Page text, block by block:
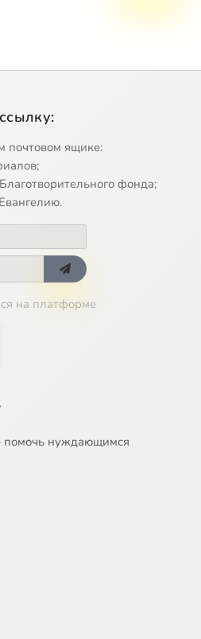
ящике:
фонда;
на платформе
помочь нуждающимся